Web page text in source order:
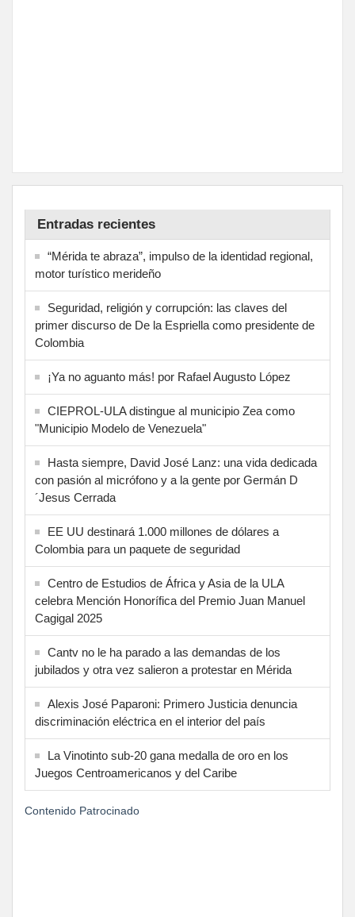
Entradas recientes
“Mérida te abraza”, impulso de la identidad regional,
motor turístico merideño
Seguridad, religión y corrupción: las claves del
primer discurso de De la Espriella como presidente de
Colombia
¡Ya no aguanto más! por Rafael Augusto López
CIEPROL-ULA distingue al municipio Zea como
"Municipio Modelo de Venezuela"
Hasta siempre, David José Lanz: una vida dedicada
con pasión al micrófono y a la gente por Germán D
´Jesus Cerrada
EE UU destinará 1.000 millones de dólares a
Colombia para un paquete de seguridad
Centro de Estudios de África y Asia de la ULA
celebra Mención Honorífica del Premio Juan Manuel
Cagigal 2025
Cantv no le ha parado a las demandas de los
jubilados y otra vez salieron a protestar en Mérida
Alexis José Paparoni: Primero Justicia denuncia
discriminación eléctrica en el interior del país
La Vinotinto sub-20 gana medalla de oro en los
Juegos Centroamericanos y del Caribe
Contenido Patrocinado